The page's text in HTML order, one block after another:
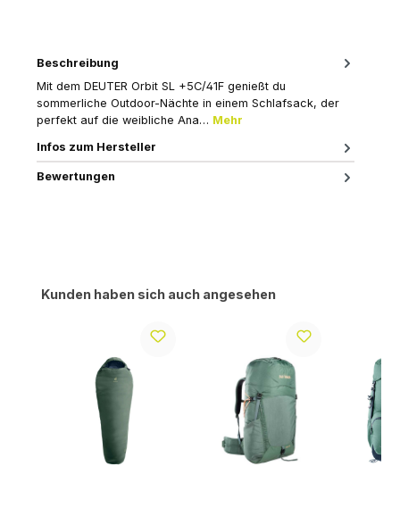
Beschreibung
Mit dem DEUTER Orbit SL +5C/41F genießt du
sommerliche Outdoor-Nächte in einem Schlafsack, der
perfekt auf die weibliche Ana… Mehr
Infos zum Hersteller
Bewertungen
Produktgalerie überspringen
Kunden haben sich auch angesehen